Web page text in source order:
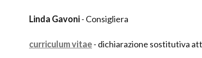
Linda Gavoni- Consigliera
curriculum vitae- dichiarazione sostitutiva